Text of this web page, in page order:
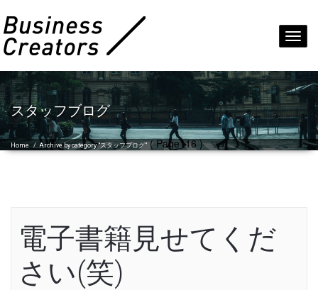
スタッフブログ
Home /Archive by category "スタッフブログ"( Page116 )
電子書籍見せてくだ
さい(笑)